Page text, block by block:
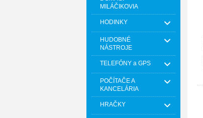
MILÁČIKOVIA
HODINKY
HUDOBNÉ
NÁSTROJE
TELEFÓNY a GPS
POČÍTAČE A
KANCELÁRIA
HRAČKY